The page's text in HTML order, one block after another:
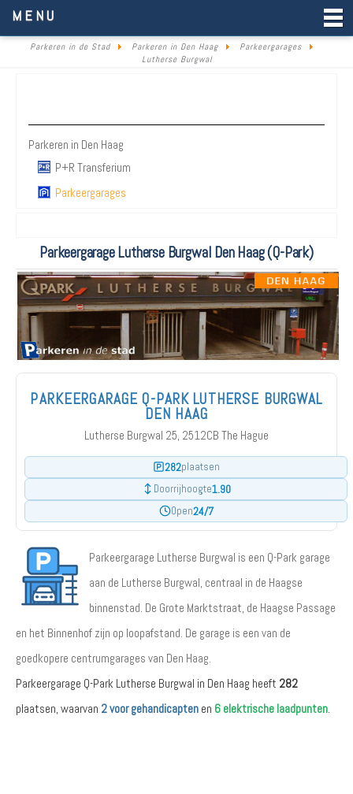
MENU
Parkeren in de Stad Parkeren in Den Haag
Parkeergarages
Lutherse Burgwal
Parkeren in Den Haag
P+R Transferium
Parkeergarages
Parkeergarage Lutherse Burgwal Den Haag (Q-Park)
PARKEERGARAGE Q-PARK LUTHERSE BURGWAL
DEN HAAG
Lutherse Burgwal 25, 2512CB The Hague
282plaatsen
Doorrijhoogte1.90
Open24/7
Parkeergarage Lutherse Burgwal is een Q-Park garage
aan de Lutherse Burgwal, centraal in de Haagse
binnenstad. De Grote Marktstraat, de Haagse Passage
en het Binnenhof zijn op loopafstand. De garage is een van de
goedkopere centrumgarages van Den Haag.
Parkeergarage Q-Park Lutherse Burgwal in Den Haag heeft 282
plaatsen, waarvan 2 voor gehandicapten en 6 elektrische laadpunten